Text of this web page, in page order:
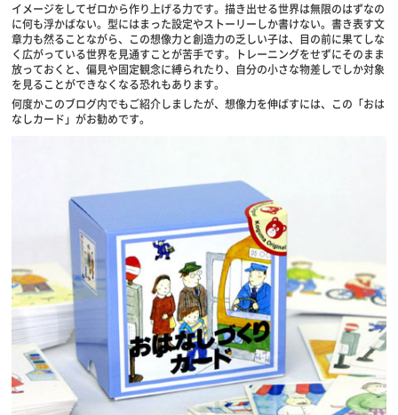
イメージをしてゼロから作り上げる力です。描き出せる世界は無限のはずなの
に何も浮かばない。型にはまった設定やストーリーしか書けない。書き表す文
章力も然ることながら、この想像力と創造力の乏しい子は、目の前に果てしな
く広がっている世界を見通すことが苦手です。トレーニングをせずにそのまま
放っておくと、偏見や固定観念に縛られたり、自分の小さな物差しでしか対象
を見ることができなくなる恐れもあります。
何度かこのブログ内でもご紹介しましたが、想像力を伸ばすには、この「おは
なしカード」がお勧めです。